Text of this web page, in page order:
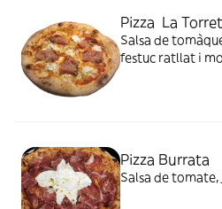
Pizza La
Salsa de
festuc ratllat i
Pizza Burrata
Salsa de